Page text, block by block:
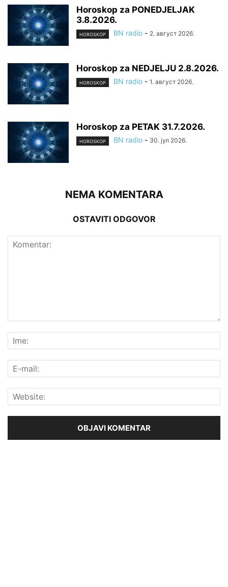
Horoskop za PONEDJELJAK
3.8.2026.
HOROSKOP BN radio - 2. август 2026.
Horoskop za NEDJELJU 2.8.2026.
HOROSKOP BN radio - 1. август 2026.
Horoskop za PETAK 31.7.2026.
HOROSKOP BN radio - 30. јул 2026.
NEMA KOMENTARA
OSTAVITI ODGOVOR